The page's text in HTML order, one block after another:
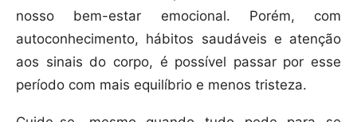
nosso bem-estar emocional. Porém, com
autoconhecimento, hábitos saudáveis e atenção
aos sinais do corpo, é possível passar por esse
período com mais equilíbrio e menos tristeza.